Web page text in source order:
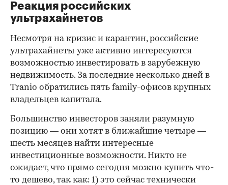
Реакция российских
ультрахайнетов
Несмотря на кризис и карантин, российские
ультрахайнеты уже активно интересуются
возможностью инвестировать в зарубежную
недвижимость. За последние несколько дней в
Tranio обратились пять family-офисов крупных
владельцев капитала.
Большинство инвесторов заняли разумную
позицию — они хотят в ближайшие четыре —
шесть месяцев найти интересные
инвестиционные возможности. Никто не
ожидает, что прямо сегодня можно купить что-
то дешево, так как: 1) это сейчас технически